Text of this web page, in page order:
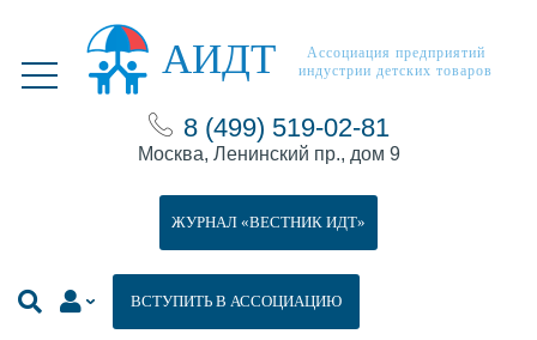
АИДТ
Ассоциация предприятий
индустрии детских товаров
8 (499) 519-02-81
Москва, Ленинский пр., дом 9
ВСТУПИТЬ В АССОЦИАЦИЮ
ЖУРНАЛ «ВЕСТНИК ИДТ»